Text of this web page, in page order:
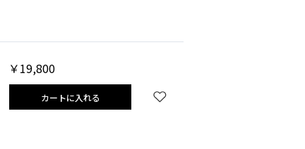
￥19,800
カートに入れる